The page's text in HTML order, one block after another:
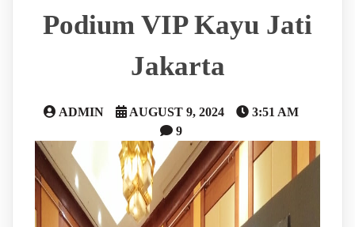
Podium VIP Kayu Jati
Jakarta
ADMIN AUGUST 9, 2024
3:51 AM
9